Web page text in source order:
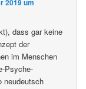
2019 um
dass gar keine
der
im Menschen
Psyche-
neudeutsch